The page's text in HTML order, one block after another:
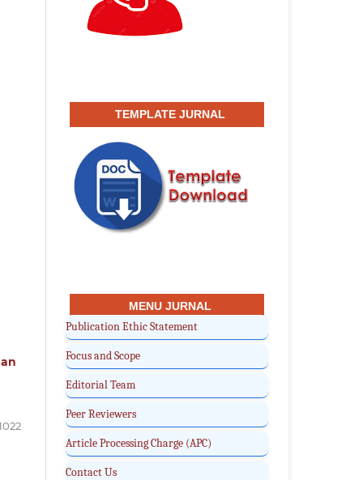
TEMPLATE JURNAL
MENU JURNAL
Publication Ethic Statement
Focus and Scope
Editorial Team
Peer Reviewers
Article Processing Charge (APC)
Contact Us